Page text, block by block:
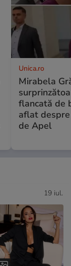
Unica.ro
Mirabela
flancată de
aflat
de Apel
19 iul.